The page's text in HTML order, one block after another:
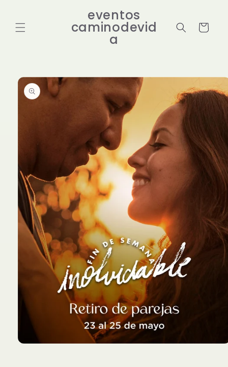
al contenido
eventos
caminodevid
a
Carrito
directamente
información
del producto